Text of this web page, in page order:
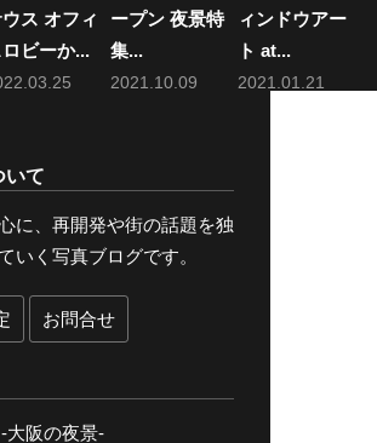
ス オフィ
ロビーか...
ープン 夜景特
集...
2021.10.09
ィンドウアー
ト at...
2021.01.21
いて
に、再開発や街の話題を独
いく写真ブログです。
お問合せ
大阪の夜景-